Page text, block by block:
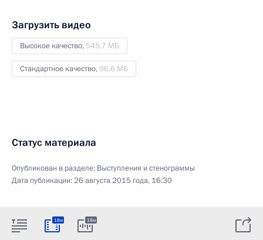
Загрузить видео
Высокое качество, 545.7 МБ
Стандартное качество,96.6 МБ
Статус материала
Опубликован в разделе: Выступления и стенограммы
Дата публикации:26 августа 2015 года, 16:30
18м 18м